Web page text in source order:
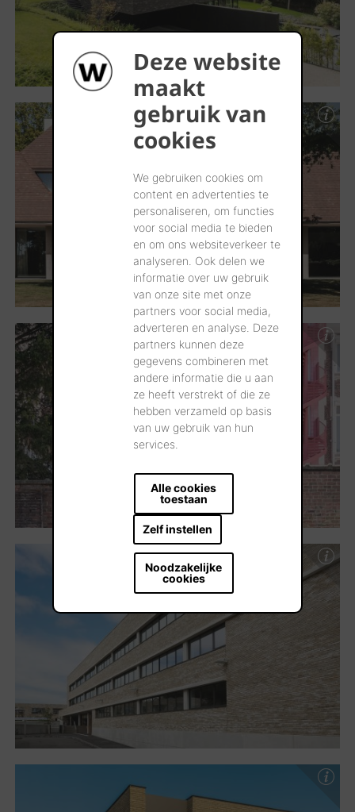
Deze website
maakt
gebruik van
cookies
We gebruiken cookies om
content en advertenties te
personaliseren, om functies
voor social media te bieden
en om ons websiteverkeer te
analyseren. Ook delen we
informatie over uw gebruik
van onze site met onze
partners voor social media,
adverteren en analyse. Deze
partners kunnen deze
gegevens combineren met
andere informatie die u aan
ze heeft verstrekt of die ze
hebben verzameld op basis
van uw gebruik van hun
services.
Alle cookies
toestaan
Zelf instellen
Noodzakelijke
cookies